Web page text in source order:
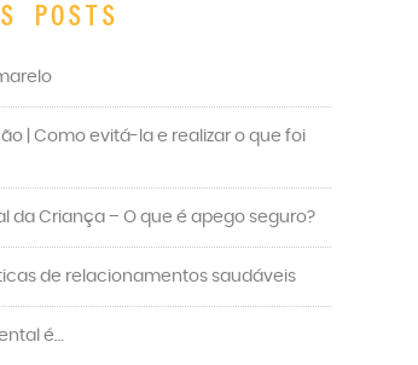
POSTS
| Como evitá-la e realizar o que foi
da Criança – O que é apego seguro?
de relacionamentos saudáveis
é…